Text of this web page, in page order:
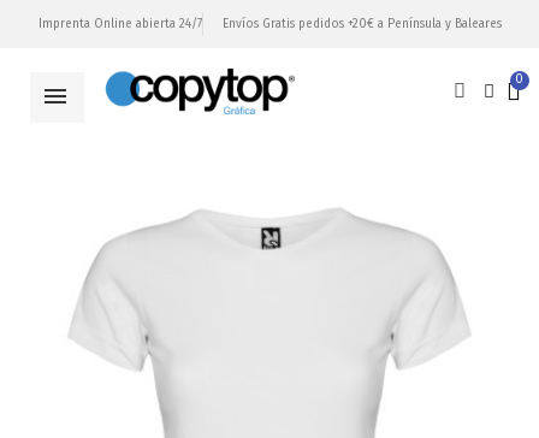
Imprenta Online abierta 24/7 Envíos Gratis pedidos +20€ a Península y Baleares